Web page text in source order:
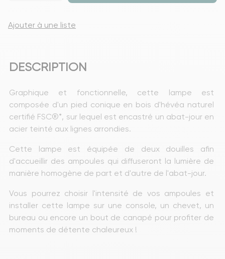
Ajouter à une liste
DESCRIPTION
Graphique et fonctionnelle, cette lampe est
composée d'un pied conique en bois d'hévéa naturel
certifié FSC®*, sur lequel est encastré un abat-jour en
acier teinté aux lignes arrondies.
Cette lampe est équipée de deux douilles afin
d'accueillir des ampoules qui diffuseront la lumière de
manière homogène de part et d'autre de l'abat-jour.
Vous pourrez choisir l'intensité de vos ampoules et
installer cette lampe sur une console, un chevet, un
bureau ou encore un bout de canapé pour profiter de
moments de détente chaleureux !